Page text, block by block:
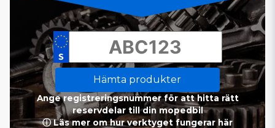
Hämta produkter
Ange registreringsnummer för att hitta rätt
reservdelar till din mopedbil
ⓘ Läs mer om hur verktyget fungerar här